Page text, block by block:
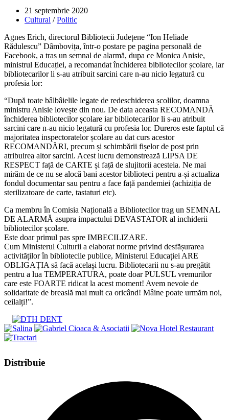
Post
published:
21 septembrie 2020
Post
Cultural / Politic
Agnes Erich, directorul Bibliotecii Județene “Ion Heliade
Rădulescu” Dâmbovița, într-o postare pe pagina personală de
Facebook, a tras un semnal de alarmă, dupa ce Monica Anisie,
ministrul Educației, a recomandat închiderea bibliotecilor școlare, iar
bibliotecarilor li s-au atribuit sarcini care n-au nicio legatură cu
profesia lor:
“După toate bâlbâielile legate de redeschiderea școlilor, doamna
ministru Anisie lovește din nou. De data aceasta RECOMANDĂ
închiderea bibliotecilor școlare iar bibliotecarilor li s-au atribuit
sarcini care n-au nicio legatură cu profesia lor. Dureros este faptul că
majoritatea inspectoratelor școlare au dat curs acestor
RECOMANDĂRI, precum și schimbării fișelor de post prin
atribuirea altor sarcini. Acest lucru demonstrează LIPSA DE
RESPECT față de CARTE și față de slujitorii acesteia. Ne mai
mirăm de ce nu se alocă bani acestor biblioteci pentru a-și actualiza
fondul documentar sau pentru a face față pandemiei (achiziția de
sterilizatoare de carte, tastaturi etc).
Ca membru în Comisia Națională a Bibliotecilor trag un SEMNAL
DE ALARMĂ asupra impactului DEVASTATOR al inchiderii
bibliotecilor școlare.
Este doar primul pas spre IMBECILIZARE.
Cum Ministerul Culturii a elaborat norme privind desfășurarea
activităților în bibliotecile publice, Ministerul Educației ARE
OBLIGAȚIA să facă același lucru. Bibliotecarii nu s-au pregătit
pentru a lua TEMPERATURA, poate doar PULSUL vremurilor
care este FOARTE ridicat la acest moment! Avem nevoie de
solidaritate de breaslă mai mult ca oricând! Mâine poate urmăm noi,
ceilalți!”.
DistribuieShare